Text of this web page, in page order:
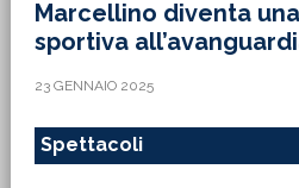
Marcellino diventa
sportiva
23 GENNAIO 2025
Spettacoli